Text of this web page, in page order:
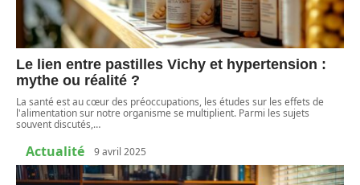
Le lien entre pastilles Vichy et hypertension :
mythe ou réalité ?
La santé est au cœur des préoccupations, les études sur les effets de
l'alimentation sur notre organisme se multiplient. Parmi les sujets
souvent discutés,…
Actualité 9 avril 2025